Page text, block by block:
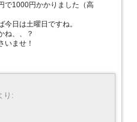
で1000円かかりました（高
日は土曜日ですね。
ね、、？
いませ！
り: